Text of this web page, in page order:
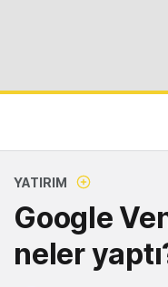
YATIRIM
Google
neler